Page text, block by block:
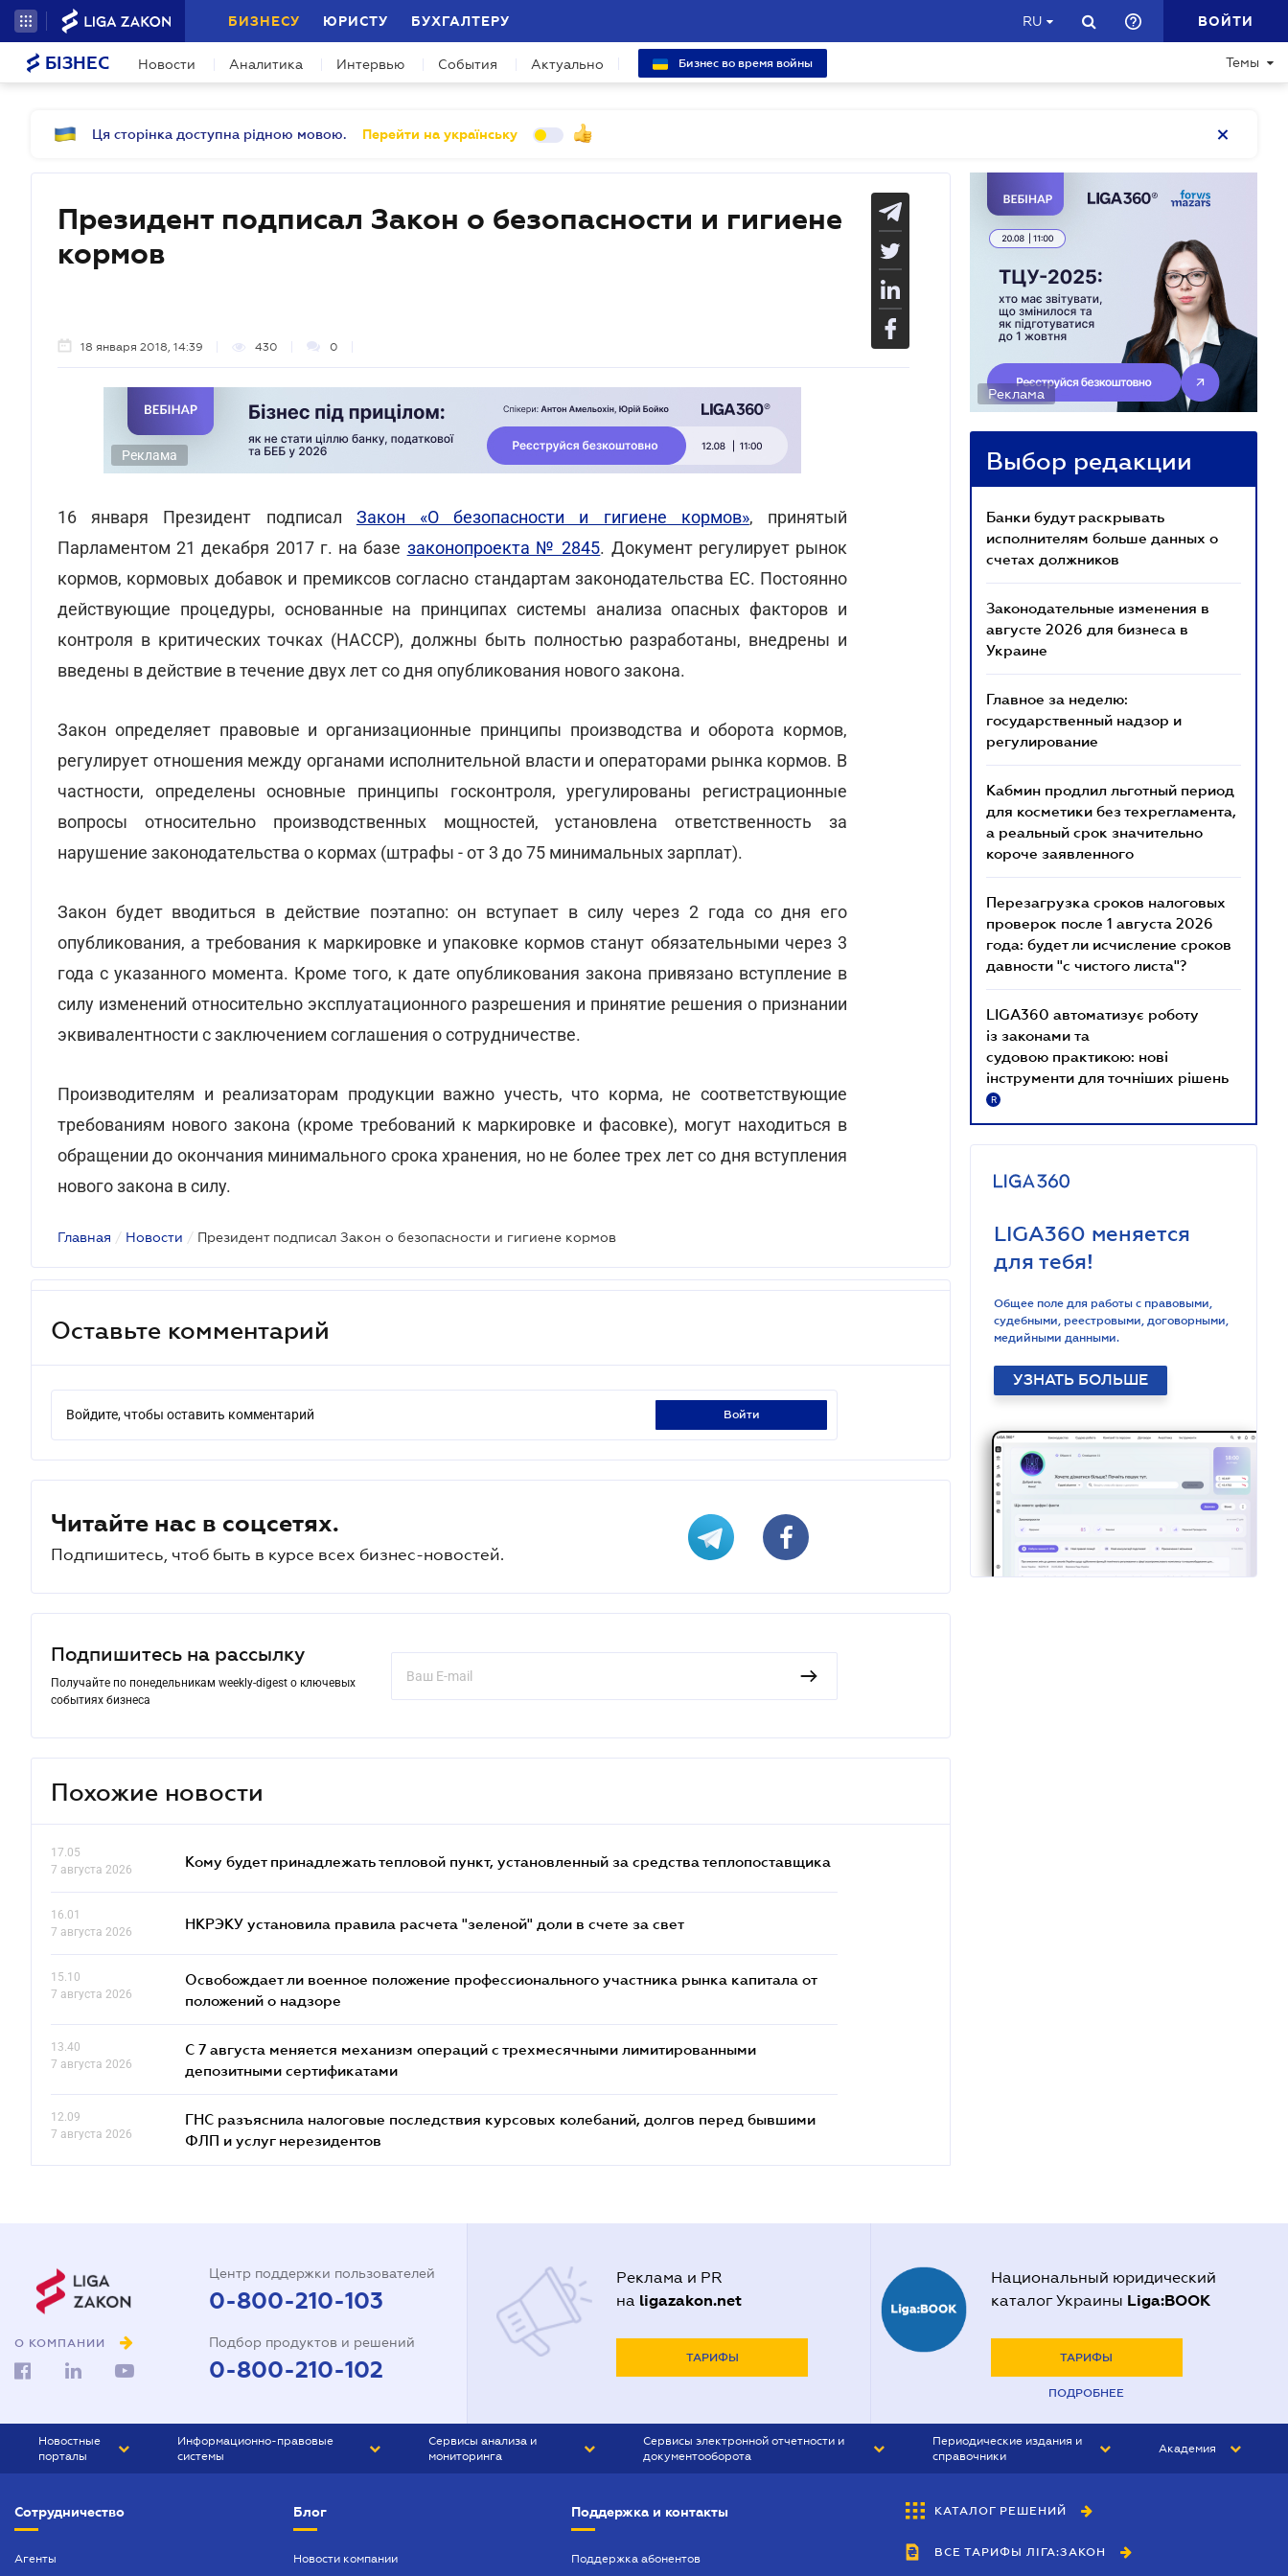
БИЗНЕСУ ЮРИСТУ БУХГАЛТЕРУ RU ВОЙТИ
БІЗНЕС Новости Аналитика Интервью События Актуально Бизнес во время войны Темы
Ця сторінка доступна рідною мовою. Перейти на українську
Президент подписал Закон о безопасности и гигиене
кормов
18 января 2018, 14:39 430 0
Реклама
16 января Президент подписал Закон «О безопасности и гигиене кормов», принятый
Парламентом 21 декабря 2017 г. на базе законопроекта № 2845. Документ регулирует рынок
кормов, кормовых добавок и премиксов согласно стандартам законодательства ЕС. Постоянно
действующие процедуры, основанные на принципах системы анализа опасных факторов и
контроля в критических точках (НАССР), должны быть полностью разработаны, внедрены и
введены в действие в течение двух лет со дня опубликования нового закона.
Закон определяет правовые и организационные принципы производства и оборота кормов,
регулирует отношения между органами исполнительной власти и операторами рынка кормов. В
частности, определены основные принципы госконтроля, урегулированы регистрационные
вопросы относительно производственных мощностей, установлена ответственность за
нарушение законодательства о кормах (штрафы - от 3 до 75 минимальных зарплат).
Закон будет вводиться в действие поэтапно: он вступает в силу через 2 года со дня его
опубликования, а требования к маркировке и упаковке кормов станут обязательными через 3
года с указанного момента. Кроме того, к дате опубликования закона привязано вступление в
силу изменений относительно эксплуатационного разрешения и принятие решения о признании
эквивалентности с заключением соглашения о сотрудничестве.
Производителям и реализаторам продукции важно учесть, что корма, не соответствующие
требованиям нового закона (кроме требований к маркировке и фасовке), могут находиться в
обращении до окончания минимального срока хранения, но не более трех лет со дня вступления
нового закона в силу.
Главная / Новости / Президент подписал Закон о безопасности и гигиене кормов
Оставьте комментарий
Войдите, чтобы оставить комментарий войти
Читайте нас в соцсетях.
Подпишитесь, чтоб быть в курсе всех бизнес-новостей.
Подпишитесь на рассылку
Получайте по понедельникам weekly-digest о ключевых
событиях бизнеса
Похожие новости
17.05
7 августа 2026
Кому будет принадлежать тепловой пункт, установленный за средства теплопоставщика
16.01
7 августа 2026
НКРЭКУ установила правила расчета "зеленой" доли в счете за свет
15.10
7 августа 2026
Освобождает ли военное положение профессионального участника рынка капитала от
положений о надзоре
13.40
7 августа 2026
С 7 августа меняется механизм операций с трехмесячными лимитированными
депозитными сертификатами
12.09
7 августа 2026
ГНС разъяснила налоговые последствия курсовых колебаний, долгов перед бывшими
ФЛП и услуг нерезидентов
Реклама
Выбор редакции
Банки будут раскрывать
исполнителям больше данных о
счетах должников
Законодательные изменения в
августе 2026 для бизнеса в
Украине
Главное за неделю:
государственный надзор и
регулирование
Кабмин продлил льготный период
для косметики без техрегламента,
а реальный срок значительно
короче заявленного
Перезагрузка сроков налоговых
проверок после 1 августа 2026
года: будет ли исчисление сроков
давности "с чистого листа"?
LIGA360 автоматизує роботу
із законами та
судовою практикою: нові
інструменти для точніших рішень
R
LIGA360 меняется
для тебя!
Общее поле для работы с правовыми,
судебными, реестровыми, договорными,
медийными данными.
УЗНАТЬ БОЛЬШЕ
О КОМПАНИИ
Центр поддержки пользователей
0-800-210-103
Подбор продуктов и решений
0-800-210-102
Реклама и PR
на ligazakon.net
ТАРИФЫ
Национальный юридический
каталог Украины Liga:BOOK
ТАРИФЫ
ПОДРОБНЕЕ
Новостные
порталы
БИЗНЕС
Информационно-правовые
системы
Сервисы анализа и
мониторинга
Сервисы электронной отчетности и
документооборота
Периодические издания и
справочники
БУХГАЛТЕР&ЗАКОН
ВЕСТНИК МСФО
Академия
Сотрудничество
Агенты
Блог
Новости компании
Поддержка и контакты
Поддержка абонентов
КАТАЛОГ РЕШЕНИЙ
ВСЕ ТАРИФЫ ЛІГА:ЗАКОН